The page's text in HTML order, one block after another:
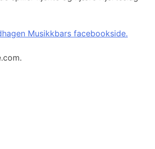
Musikkbars facebookside.